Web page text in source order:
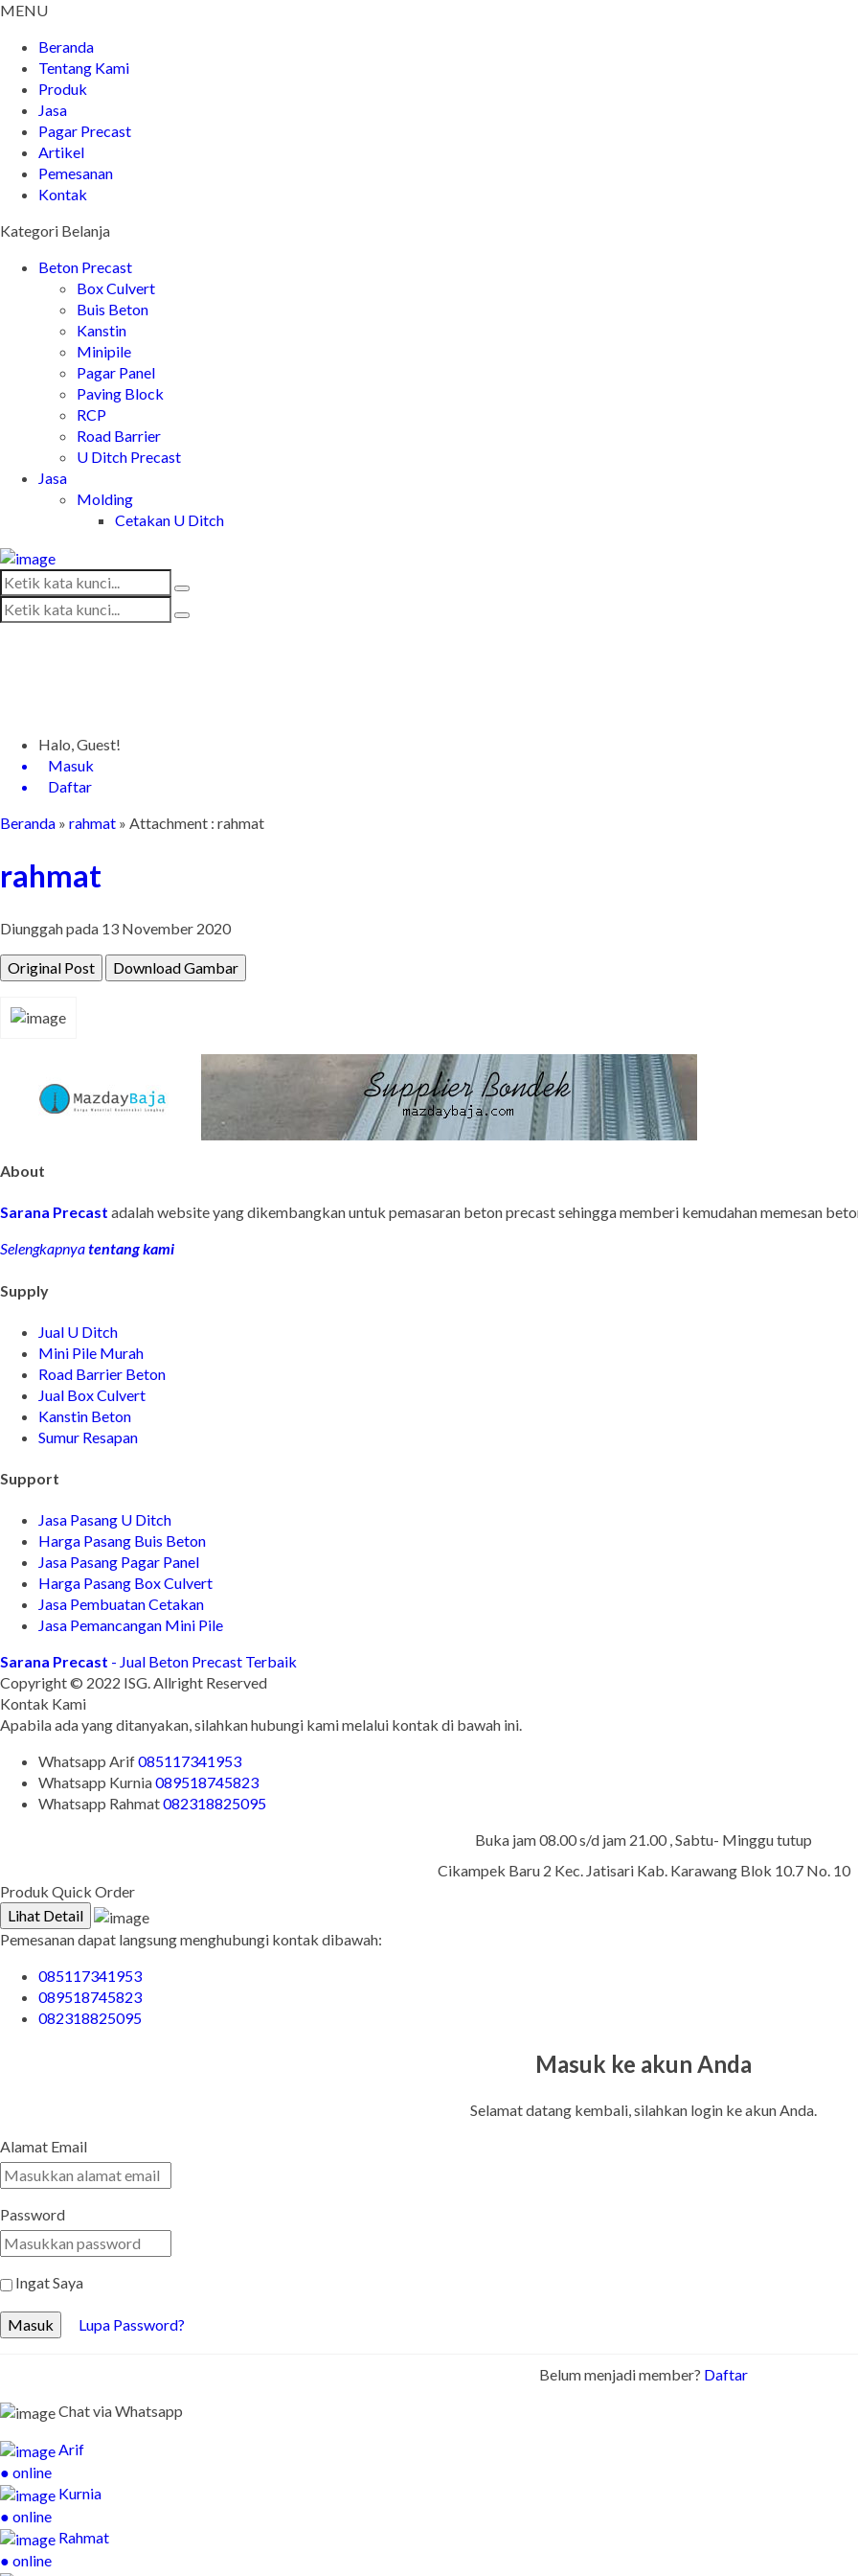
MENU
Beranda
Tentang Kami
Produk
Jasa
Pagar Precast
Artikel
Pemesanan
Kontak
Kategori Belanja
Beton Precast
Box Culvert
Buis Beton
Kanstin
Minipile
Pagar Panel
Paving Block
RCP
Road Barrier
U Ditch Precast
Jasa
Molding
Cetakan U Ditch
Halo, Guest!
Masuk
Daftar
Beranda » rahmat » Attachment : rahmat
rahmat
Diunggah pada 13 November 2020
Original Post Download Gambar
About
Sarana Precast adalah website yang dikembangkan untuk pemasaran beton precast sehingga memberi kemudahan memesan
Selengkapnyatentang kami
Supply
Jual U Ditch
Mini Pile Murah
Road Barrier Beton
Jual Box Culvert
Kanstin Beton
Sumur Resapan
Support
Jasa Pasang U Ditch
Harga Pasang Buis Beton
Jasa Pasang Pagar Panel
Harga Pasang Box Culvert
Jasa Pembuatan Cetakan
Jasa Pemancangan Mini Pile
Sarana Precast - Jual Beton Precast Terbaik
Copyright © 2022 ISG. Allright Reserved
Kontak Kami
Apabila ada yang ditanyakan, silahkan hubungi kami melalui kontak di bawah ini.
Whatsapp Arif085117341953
Whatsapp Kurnia089518745823
Whatsapp Rahmat082318825095
Buka jam 08.00 s/d jam 21.00 , Sabtu- Minggu tutup
Cikampek Baru 2 Kec. Jatisari Kab. Karawang Blok 10.7 No. 10
Produk Quick Order
Lihat Detail
Pemesanan dapat langsung menghubungi kontak dibawah:
085117341953
089518745823
082318825095
Masuk ke akun Anda
Selamat datang kembali, silahkan login ke akun Anda.
Alamat Email
Password
Ingat Saya
Masuk Lupa Password?
Belum menjadi member? Daftar
Chat via Whatsapp
Arif
● online
Kurnia
● online
Rahmat
● online